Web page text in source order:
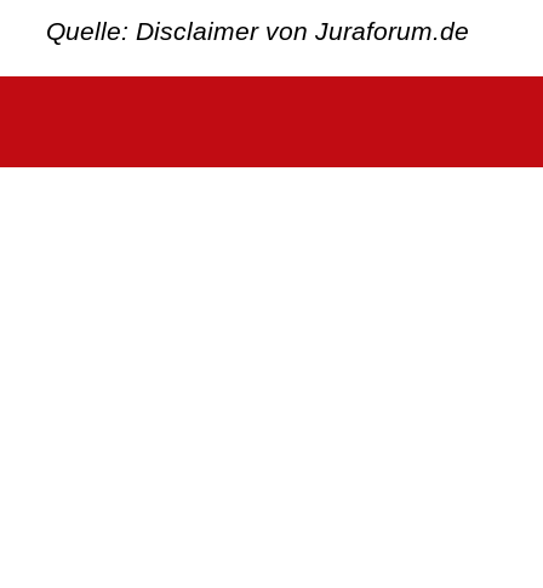
Quelle: Disclaimer von Juraforum.de